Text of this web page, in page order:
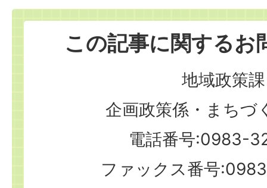
この記事に関するお
地域政策課
企画政策係・まちづ
電話番号:0983-
ファックス番号